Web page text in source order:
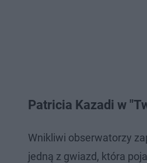
Patricia Kazadi w
Wnikliwi obserwatorzy
jedną z gwiazd, która